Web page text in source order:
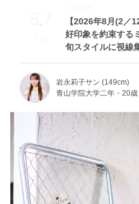
8.7
Fri
【2026年8月(2／
好印象を約束する
旬スタイルに視
Theme
岩永莉子サン (149cm)
青山学院大学二年・20歳